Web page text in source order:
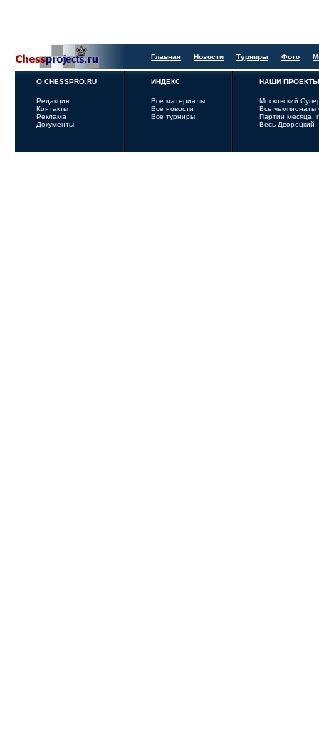
Главная Новости Турниры Фото
О CHESSPRO.RU
Редакция
Контакты
Реклама
Документы
ИНДЕКС
Все материалы
Все новости
Все турниры
НАШИ ПРОЕКТЫ
Московский
Все
Партии месяца,
Весь Дворецкий